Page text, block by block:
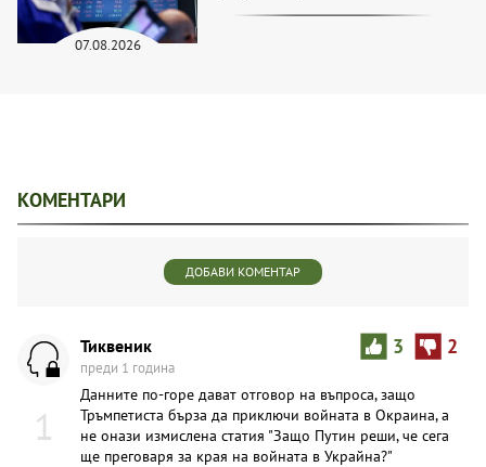
07.08.2026
КОМЕНТАРИ
ДОБАВИ КОМЕНТАР
1
3 2
Тиквеник
преди 1 година
Данните по-горе дават отговор на въпроса, защо
Тръмпетиста бърза да приключи войната в Окраина, а
не онази измислена статия "Защо Путин реши, че сега
ще преговаря за края на войната в Украйна?"